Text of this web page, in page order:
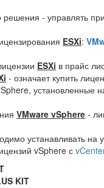
решения - управлять
ESXi:
ESXi в прайс
- означает купить
установленные
VMware vSphere -
устанавливать на
vSphere с
KIT